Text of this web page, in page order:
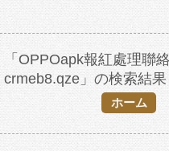
「OPPOapk報紅處理聯
crmeb8.qze」の検索結果
ホーム